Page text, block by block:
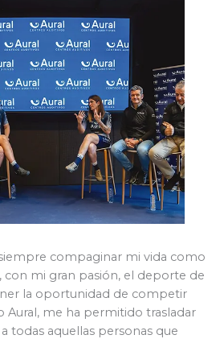
compaginar mi vida como
con mi gran pasión, el deporte de
la oportunidad de competir
Aural, me ha permitido trasladar
todas aquellas personas que